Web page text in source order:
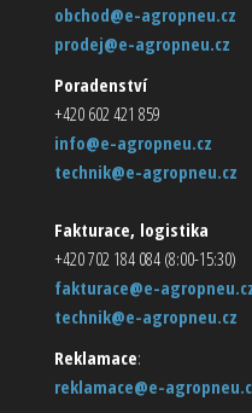
obchod@e-agropneu.cz
prodej@e-agropneu.cz
Poradenství
+420 602 421 859
info@e-agropneu.cz
technik@e-agropneu.cz
Fakturace, logistika
+420 702 184 084 (8:00-15:30)
fakturace@e-
technik@e-agropneu.cz
Reklamace:
reklamace@e-